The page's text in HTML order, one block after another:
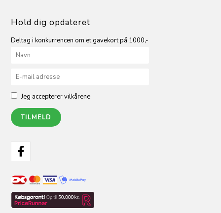
Hold dig opdateret
Deltag i konkurrencen om et gavekort på 1000,-
Jeg accepterer vilkårene